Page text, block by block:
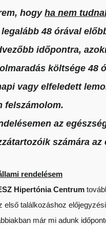
Mit
beteg fontos!
foglalkozunk
Életmű
állítja.
szabott
minősített
hogyha nem
legalább 48 órával
időpontra,
költsége 48
vagy elfeledett
felszámolom.
az
számára az
rendelésem
Hipertónia Centrum
első találkozáshoz
már mi adunk